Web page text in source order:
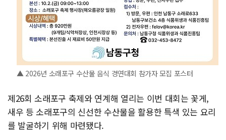
▲ 2026년 소래포구 수산물 음식 경연대회 참가자 모집 포스터
제26회 소래포구 축제와 연계해 열리는 이번 대회는 꽃게,
새우 등 소래포구의 신선한 수산물을 활용한 특색 있는 요리
를 발굴하기 위해 마련됐다.